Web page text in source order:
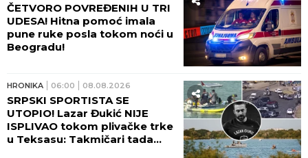
ČETVORO POVREĐENIH U TRI
UDESA! Hitna pomoć imala
pune ruke posla tokom noći u
Beogradu!
HRONIKA 06:00 08.08.2026
SRPSKI SPORTISTA SE
UTOPIO! Lazar Đukić NIJE
ISPLIVAO tokom plivačke trke
u Teksasu: Takmičari tada